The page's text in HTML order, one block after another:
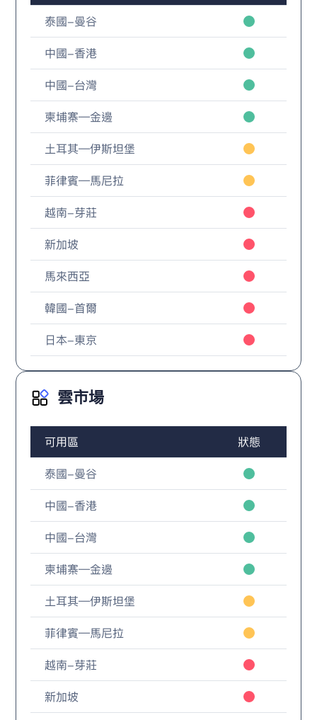
泰國-曼谷
中國-香港
中國-台灣
柬埔寨—金邊
土耳其—伊斯坦堡
菲律賓—馬尼拉
越南-芽莊
新加坡
馬來西亞
韓國-首爾
日本-東京
雲市場
可用區 狀態
泰國-曼谷
中國-香港
中國-台灣
柬埔寨—金邊
土耳其—伊斯坦堡
菲律賓—馬尼拉
越南-芽莊
新加坡